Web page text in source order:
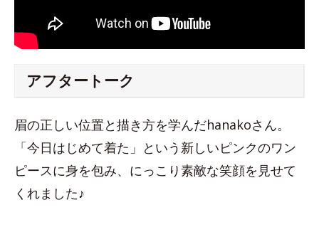
アフタートーク
眉の正しい位置と描き方を学んだhanakoさん。
「今日はじめて着た」という新しいピンクのワン
ピースに身を包み、にっこり素敵な笑顔を見せて
くれました♪